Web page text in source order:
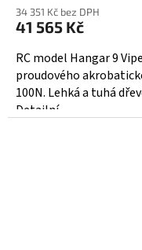
34 351 Kč bez DPH
41 565 Kč
RC model Hangar 9
proudového
100N. Lehká a tuhá
Detailní...